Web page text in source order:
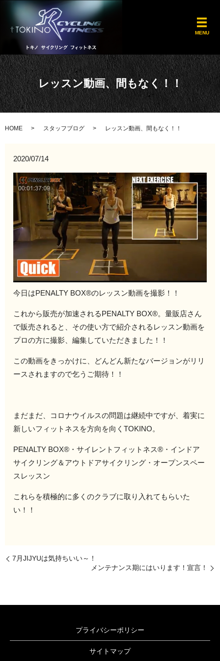
MENU
レッスン動画、間もなく！！
HOME スタッフブログ レッスン動画、間もなく！！
2020/07/14
今日はPENALTY BOX®のレッスン動画を撮影！！
これから販売が加速されるPENALTY BOX®。量販店さん
で販売されると、その使い方で紹介されるレッスン動画を
プロの方に撮影、編集していただきました！！
この動画をきっかけに、どんどん新たなバージョンがリリ
ースされますので乞うご期待！！
まだまだ、コロナウイルスの問題は継続中ですが、着実に
新しいフィットネスを方向を向くTOKINO。
PENALTY BOX®・サイレントフィットネス®・インドア
サイクリング＆アウトドアサイクリング・オープンスペー
スレッスン
これらを積極的に多くのクラブに取り入れてもらいた
い！！
7月JIJYUは気持ちいい～！
メンテナンス期にはいります！宣言！
プライバシーポリシー
サイトマップ